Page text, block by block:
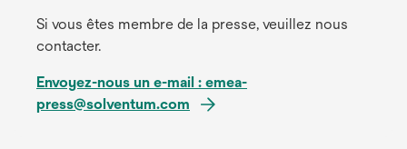
Si vous êtes membre de la presse, veuillez nous
contacter.
Envoyez-nous un e-mail : emea-
press@solventum.com